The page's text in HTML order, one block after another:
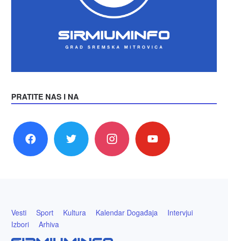
PRATITE NAS I NA
facebook twitter instagram youtube
Vesti Sport Kultura Kalendar Događaja
Intervjui
Izbori
Arhiva